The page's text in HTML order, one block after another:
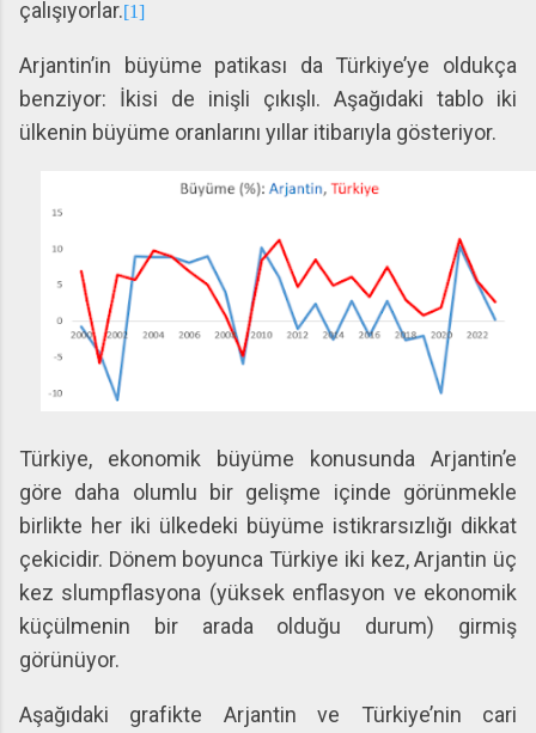
çalışıyorlar.[1]
Arjantin’in büyüme patikası da Türkiye’ye oldukça
benziyor: İkisi de inişli çıkışlı. Aşağıdaki tablo iki
ülkenin büyüme oranlarını yıllar itibarıyla gösteriyor.
Türkiye, ekonomik büyüme konusunda Arjantin’e
göre daha olumlu bir gelişme içinde görünmekle
birlikte her iki ülkedeki büyüme istikrarsızlığı dikkat
çekicidir. Dönem boyunca Türkiye iki kez, Arjantin üç
kez slumpflasyona (yüksek enflasyon ve ekonomik
küçülmenin bir arada olduğu durum) girmiş
görünüyor.
Aşağıdaki grafikte Arjantin ve Türkiye’nin cari